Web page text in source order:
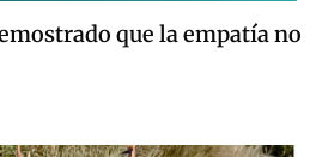
que la empatía no